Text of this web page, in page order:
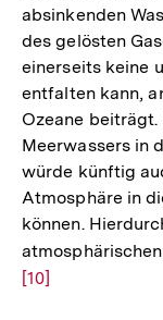
absinkenden
des gelösten
einerseits keine
entfalten kann,
Ozeane
Meerwassers in
würde künftig
Atmosphäre in
können.
[10]